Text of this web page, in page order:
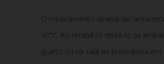
O medicamento deverá ser
30°C. Ao recebê-lo retirá-lo da
quarto ou na sala de preferência